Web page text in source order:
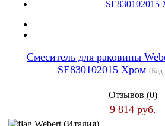
Cмеситель для раковины
SE830102015 Хром (Код:
Отзывов (0)
9 814 руб.
Webert (Италия)